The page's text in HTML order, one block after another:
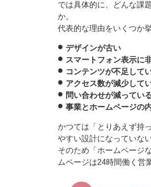
では具体的に、どんな課
か。
代表的な理由をいくつか
デザインが古い
スマートフォン表示に
コンテンツが不足して
アクセス数が減少して
問い合わせが減ってい
事業とホームページの
かつては「とりあえず持
やすい設計になっていな
そのため「ホームページ
ムページは24時間働く営